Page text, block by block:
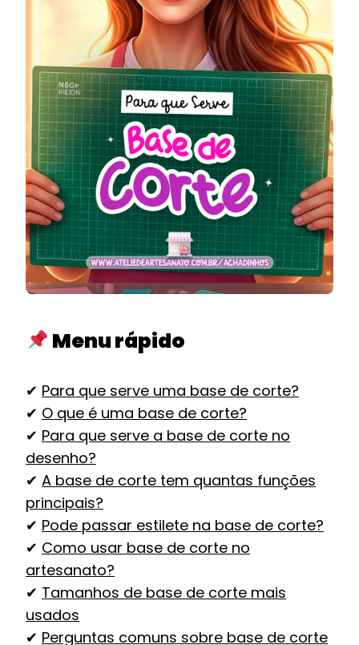
Menu rápido
✔ Para que serve uma base de corte?
✔ O que é uma base de corte?
✔ Para que serve a base de corte no
desenho?
✔ A base de corte tem quantas funções
principais?
✔ Pode passar estilete na base de corte?
✔ Como usar base de corte no
artesanato?
✔ Tamanhos de base de corte mais
usados
✔ Perguntas comuns sobre base de corte